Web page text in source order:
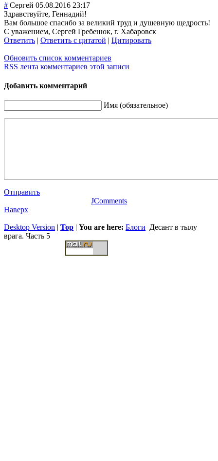
# Сергей 05.08.2016 23:17
Здравствуйте, Геннадий!
Вам большое спасибо за великий труд и душевную щедрость!
С уважением, Сергей Гребенюк, г. Хабаровск
Ответить | Ответить с цитатой | Цитировать
Обновить список комментариев
RSS лента комментариев этой записи
Добавить комментарий
Имя (обязательное)
Отправить
JComments
Наверх
Desktop Version | Top | You are here: Блоги Десант в тылу
врага. Часть 5